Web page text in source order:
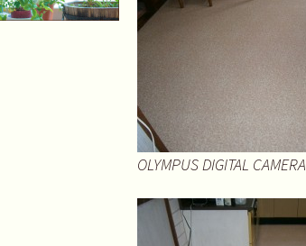
OLYMPUS DIGITAL CAMERA